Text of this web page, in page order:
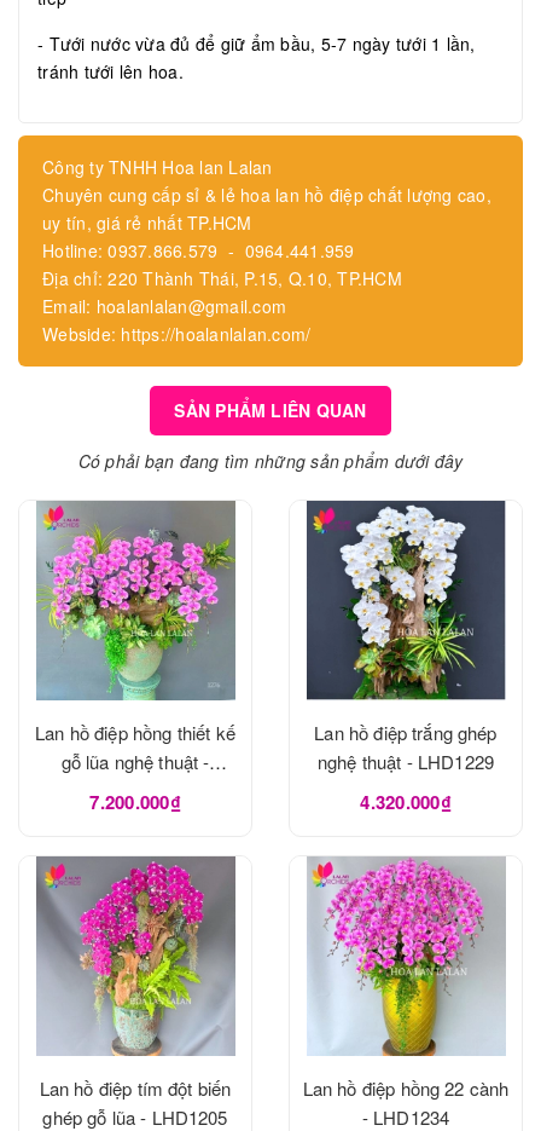
- Tưới nước vừa đủ để giữ ẩm bầu, 5-7 ngày tưới 1 lần,
tránh tưới lên hoa.
Công ty TNHH Hoa lan Lalan
Chuyên cung cấp sỉ & lẻ hoa lan hồ điệp chất lượng cao,
uy tín, giá rẻ nhất TP.HCM
Hotline: 0937.866.579 - 0964.441.959
Địa chỉ: 220 Thành Thái, P.15, Q.10, TP.HCM
Email: hoalanlalan@gmail.com
Webside: https://hoalanlalan.com/
SẢN PHẨM LIÊN QUAN
Có phải bạn đang tìm những sản phẩm dưới đây
Lan hồ điệp hồng thiết kế
gỗ lũa nghệ thuật -
LHD1273
7.200.000₫
Lan hồ điệp trắng ghép
nghệ thuật - LHD1229
4.320.000₫
Lan hồ điệp tím đột biến
ghép gỗ lũa - LHD1205
Lan hồ điệp hồng 22 cành
- LHD1234